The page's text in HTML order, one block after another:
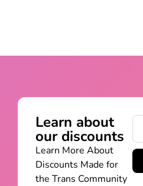
Learn about
our discounts
Learn More About
Discounts Made for
the Trans Community